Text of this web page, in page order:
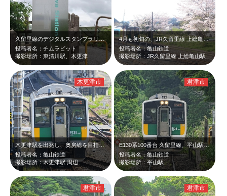
久留里線のデジタルスタンプラリーをしていて、初めて東清川駅に来ました。駅は何処…
投稿者名：チムラビット
撮影場所：東清川駅、木更津
4月も初旬の、JR久留里線 上総亀山駅。
投稿者名：亀山鉄道
撮影場所：JR久留里線 上総亀山駅
木更津駅を出発し、奥房総を目指す久留里線。
投稿者名：亀山鉄道
撮影場所：木更津駅 周辺
木更津市
E130系100番台 久留里線、平山駅到着。
投稿者名：亀山鉄道
撮影場所：平山駅
君津市
君津市 君津市